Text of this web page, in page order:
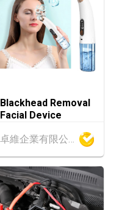
- 27.08.2026
（秋冬）博覽會 (202
討會系列︰AI「資」
會議展覽中心)
2026 (香港會議展覽中
Blackhead Removal
Facial Device
卓維企業有限公司